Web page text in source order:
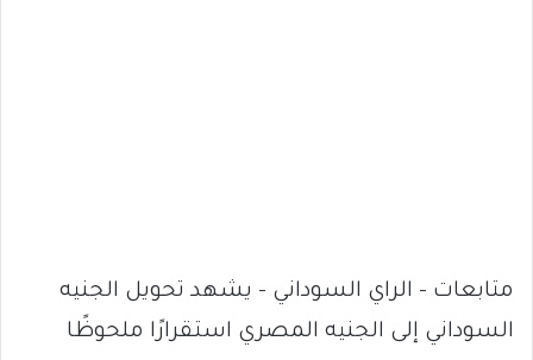
متابعات – الراي السوداني – يشهد تحويل الجنيه
السوداني إلى الجنيه المصري استقرارًا ملحوظًا